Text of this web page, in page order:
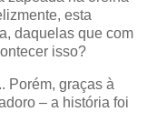
esta
daquelas que com
isso?
Porém, graças à
– a história foi